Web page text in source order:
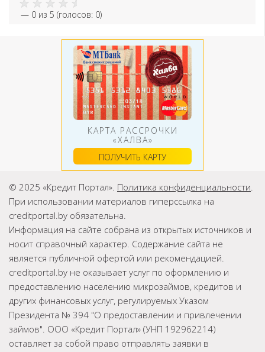
— 0 из 5 (голосов: 0)
КАРТА РАССРОЧКИ
«ХАЛВА»
ПОЛУЧИТЬ КАРТУ
© 2025 «Кредит Портал». Политика конфиденциальности
При использовании материалов гиперссылка на
creditportal.by обязательна.
Информация на сайте собрана из открытых источников и
носит справочный характер. Содержание сайта не
является публичной офертой или рекомендацией.
creditportal.by не оказывает услуг по оформлению и
предоставлению населению микрозаймов, кредитов и
других финансовых услуг, регулируемых Указом
Президента № 394 "О предоставлении и привлечении
займов". ООО «Кредит Портал» (УНП 192962214)
оставляет за собой право отправлять заявки в